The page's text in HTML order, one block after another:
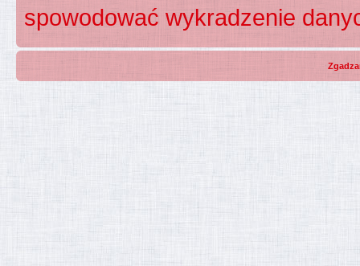
spowodować wykradzenie